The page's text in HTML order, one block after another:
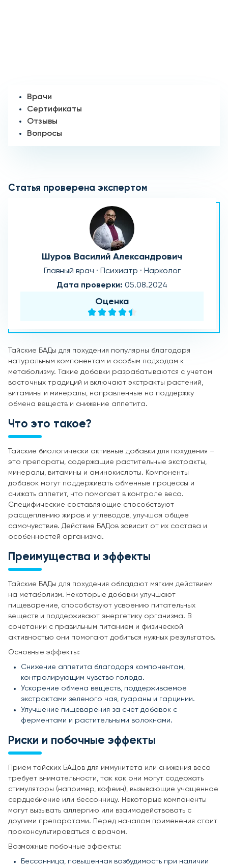
Врачи
Сертификаты
Отзывы
Вопросы
Статья проверена экспертом
Шуров Василий Александрович
Главный врач · Психиатр · Нарколог
Дата проверки: 05.08.2024
Оценка
Тайские БАДы для похудения популярны благодаря
натуральным компонентам и особым подходам к
метаболизму. Такие добавки разрабатываются с учетом
восточных традиций и включают экстракты растений,
витамины и минералы, направленные на поддержку
обмена веществ и снижение аппетита.
Что это такое?
Тайские биологически активные добавки для похудения –
это препараты, содержащие растительные экстракты,
минералы, витамины и аминокислоты. Компоненты
добавок могут поддерживать обменные процессы и
снижать аппетит, что помогает в контроле веса.
Специфические составляющие способствуют
расщеплению жиров и углеводов, улучшая общее
самочувствие. Действие БАДов зависит от их состава и
особенностей организма.
Преимущества и эффекты
Тайские БАДы для похудения обладают мягким действием
на метаболизм. Некоторые добавки улучшают
пищеварение, способствуют усвоению питательных
веществ и поддерживают энергетику организма. В
сочетании с правильным питанием и физической
активностью они помогают добиться нужных результатов.
Основные эффекты:
Снижение аппетита благодаря компонентам,
контролирующим чувство голода.
Ускорение обмена веществ, поддерживаемое
экстрактами зеленого чая, гуараны и гарцинии.
Улучшение пищеварения за счет добавок с
ферментами и растительными волокнами.
Риски и побочные эффекты
Прием тайских БАДов для иммунитета или снижения веса
требует внимательности, так как они могут содержать
стимуляторы (например, кофеин), вызывающие учащенное
сердцебиение или бессонницу. Некоторые компоненты
могут вызывать аллергию или взаимодействовать с
другими препаратами. Перед началом применения стоит
проконсультироваться с врачом.
Возможные побочные эффекты:
Бессонница, повышенная возбудимость при наличии